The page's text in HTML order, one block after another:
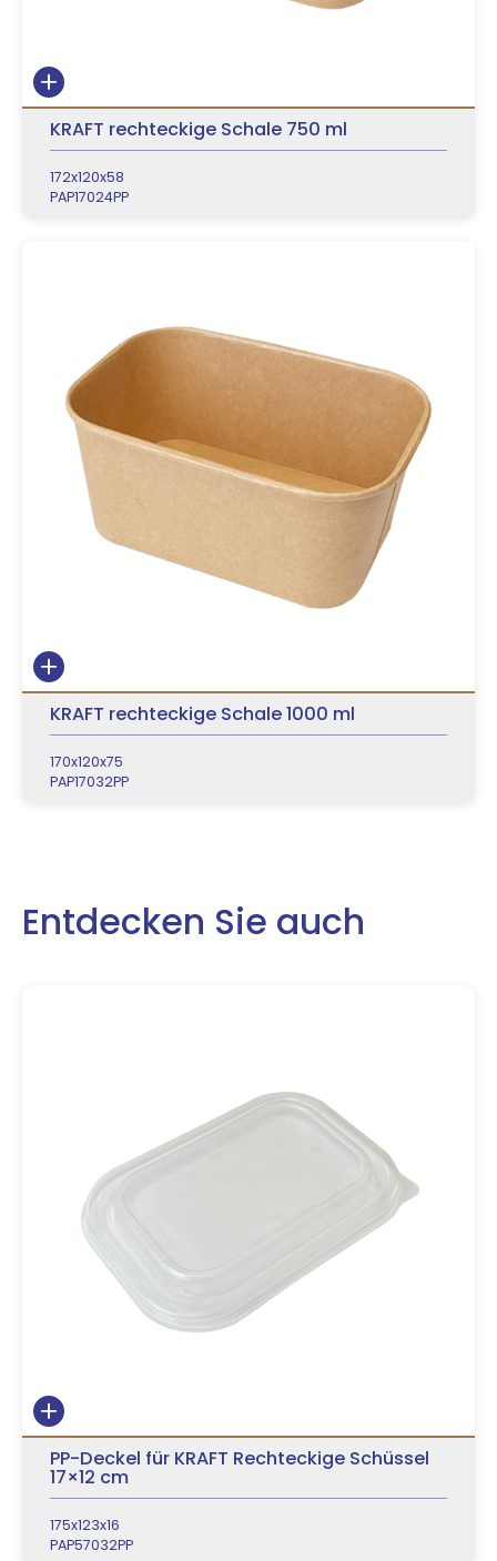
KRAFT rechteckige Schale 750 ml
172x120x58
PAP17024PP
KRAFT rechteckige Schale 1000 ml
170x120x75
PAP17032PP
Entdecken Sie auch
PP-Deckel für KRAFT Rechteckige Schüssel
17×12 cm
175x123x16
PAP57032PP